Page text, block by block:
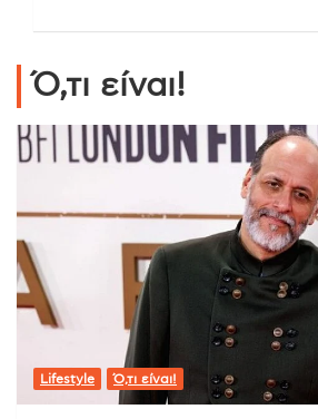
Ό,τι είναι!
Lifestyle Ό,τι είναι!